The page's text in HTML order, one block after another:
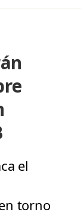
el
torno